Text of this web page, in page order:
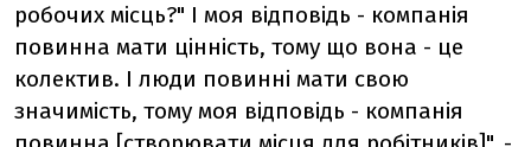
робочих місць?" І моя відповідь - компанія
повинна мати цінність, тому що вона - це
колектив. І люди повинні мати свою
значимість, тому моя відповідь - компанія